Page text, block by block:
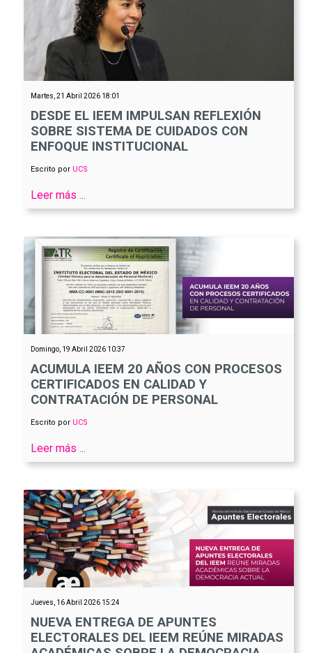
Martes, 21 Abril 2026 18:01
DESDE EL IEEM IMPULSAN REFLEXIÓN
SOBRE SISTEMA DE CUIDADOS CON
ENFOQUE INSTITUCIONAL
Escrito por UCS
Leer más ...
Domingo, 19 Abril 2026 10:37
ACUMULA IEEM 20 AÑOS CON PROCESOS
CERTIFICADOS EN CALIDAD Y
CONTRATACIÓN DE PERSONAL
Escrito por UCS
Leer más ...
Jueves, 16 Abril 2026 15:24
NUEVA ENTREGA DE APUNTES
ELECTORALES DEL IEEM REÚNE MIRADAS